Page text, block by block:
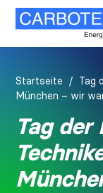
Startseite
Tag
München – wir
Tag